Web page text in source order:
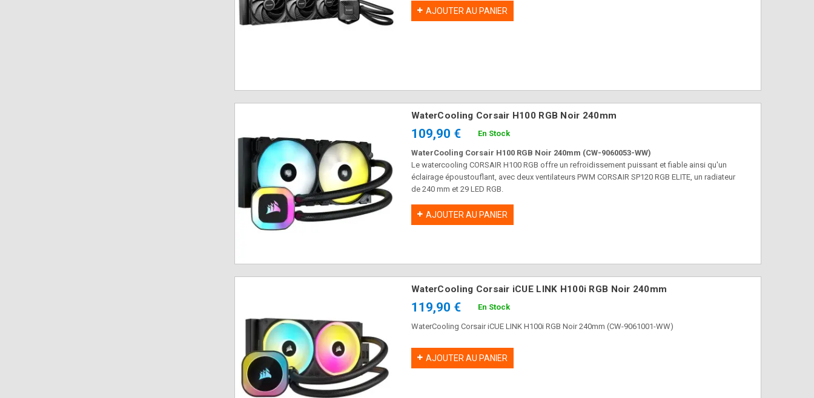
AJOUTER AU PANIER
WaterCooling Corsair H100 RGB Noir 240mm
109,90 € En Stock
WaterCooling Corsair H100 RGB Noir 240mm (CW-9060053-WW)
Le watercooling CORSAIR H100 RGB offre un refroidissement puissant et fiable ainsi qu'un
éclairage époustouflant, avec deux ventilateurs PWM CORSAIR SP120 RGB ELITE, un radiateur
de 240 mm et 29 LED RGB.
AJOUTER AU PANIER
WaterCooling Corsair iCUE LINK H100i RGB Noir 240mm
119,90 € En Stock
WaterCooling Corsair iCUE LINK H100i RGB Noir 240mm (CW-9061001-WW)
AJOUTER AU PANIER